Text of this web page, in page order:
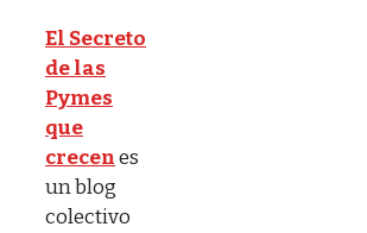
El Secreto
de las
Pymes
que
crecenes
un blog
colectivo